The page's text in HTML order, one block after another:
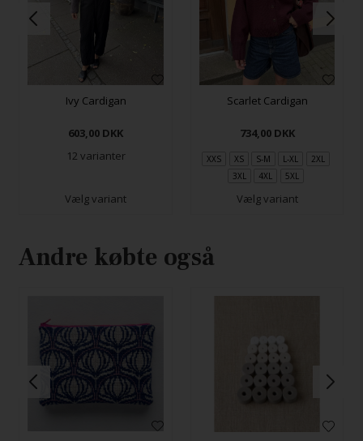
Ivy Cardigan
603,00 DKK
12 varianter
Vælg variant
Scarlet Cardigan
734,00 DKK
XXS XS S-M L-XL
2XL
3XL
4XL 5XL
Vælg variant
Andre købte også